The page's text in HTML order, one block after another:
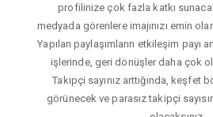
profilinize çok fazla katkı
medyada görenlere imajınızı emin
Yapılan paylaşımların etkileşim payı
işlerinde, geri dönüşler daha çok
Takipçi sayınız arttığında, keşfet
görünecek ve parasız takipçi